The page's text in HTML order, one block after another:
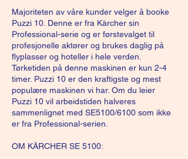
Majoriteten av våre kunder velger å booke
Puzzi 10. Denne er fra Kärcher sin
Professional-serie og er førstevalget til
profesjonelle aktører og brukes daglig på
flyplasser og hoteller i hele verden.
Tørketiden på denne maskinen er kun 2-4
timer. Puzzi 10 er den kraftigste og mest
populære maskinen vi har. Om du leier
Puzzi 10 vil arbeidstiden halveres
sammenlignet med SE5100/6100 som ikke
er fra Professional-serien.
OM KÄRCHER SE 5100: